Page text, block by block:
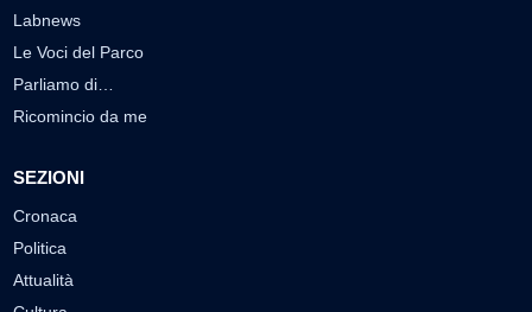
Labnews
Le Voci del Parco
Parliamo di…
Ricomincio da me
SEZIONI
Cronaca
Politica
Attualità